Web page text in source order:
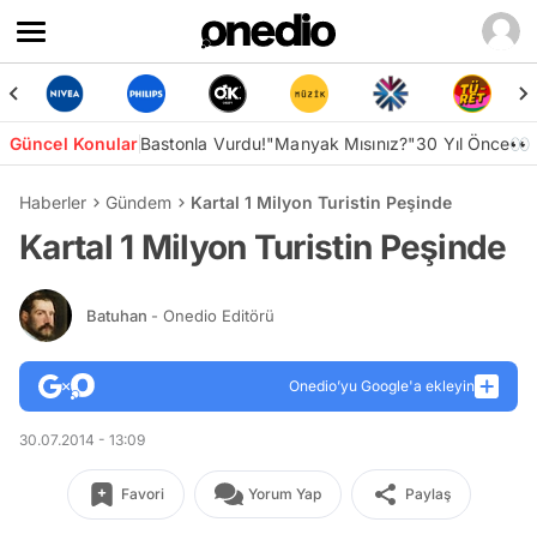
Güncel KonularBastonla Vurdu!"Manyak Mısınız?"30 Yıl Önce👀
Haberler Gündem Kartal 1 Milyon Turistin Peşinde
Kartal 1 Milyon Turistin Peşinde
Batuhan - Onedio Editörü
Onedio’yu Google'a ekleyin
30.07.2014 - 13:09
Favori Yorum Yap Paylaş